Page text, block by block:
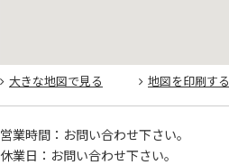
大きな地図で見る 地図を印刷する
営業時間： お問い合わせ下さい。
休業日： お問い合わせ下さい。